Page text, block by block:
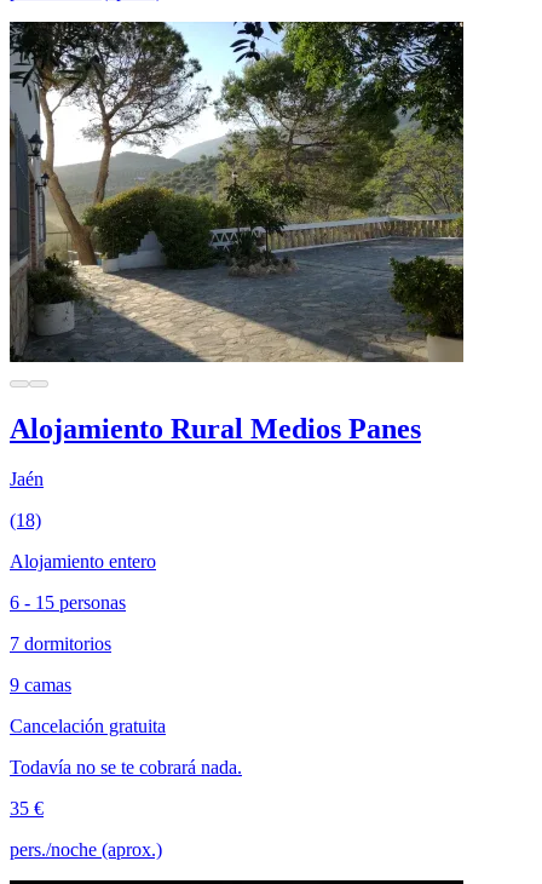
Alojamiento Rural Medios Panes
Jaén
(18)
Alojamiento entero
6 - 15 personas
7 dormitorios
9 camas
Cancelación gratuita
Todavía no se te cobrará nada.
35 €
pers./noche (aprox.)